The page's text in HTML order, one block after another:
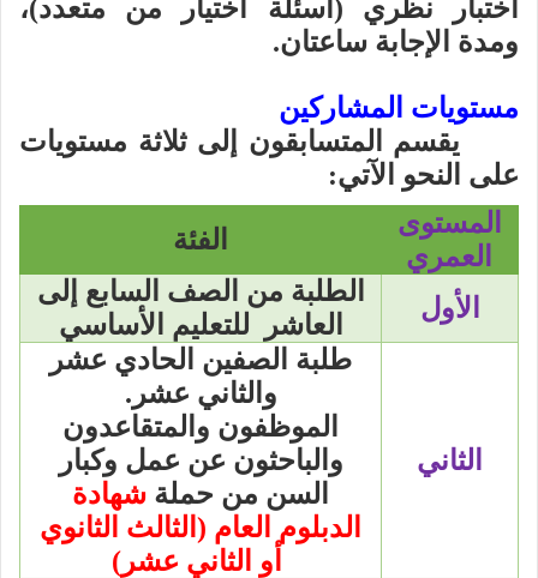
اختبار نظري (أسئلة اختيار من متعدد)،
ومدة الإجابة ساعتان.
مستويات المشاركين
يقسم المتسابقون إلى ثلاثة مستويات
على النحو الآتي:
المستوى
العمري
الفئة
الأول
الطلبة من الصف ا لسابع إلى
العاشر
للتعليم الأساسي
الثاني
طلبة الصفين الحادي عشر
والثاني عشر.
الموظفون والمتقاعدون
والباحثون عن عمل وكبار
السن من حملة شهادة
الدبلوم العام (الثالث الثانوي
أو الثاني عشر)